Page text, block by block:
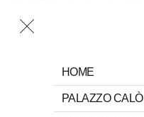
HOME
PALAZZO CALÒ